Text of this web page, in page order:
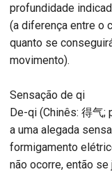
profundidade
(a diferença entre o
quanto se
movimento).
Sensação de qi
De-qi (Chinês: 得气;
a uma alegada
formigamento
não ocorre, então